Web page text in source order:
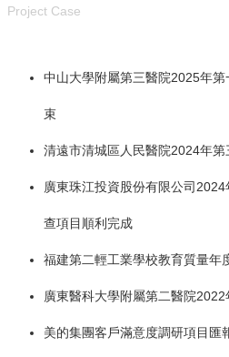
Project Case
中山大學附屬第三醫院2025年
束
清遠市清城區人民醫院2024年
廣東珠江投資股份有限公司
查項目順利完成
福建第二輕工業學校教育質量年
廣東醫科大學附屬第二醫院
美的集團客戶滿意度調研項目匯